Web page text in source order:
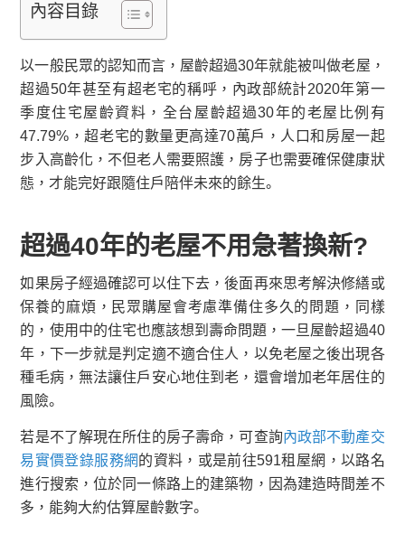
內容目錄
以一般民眾的認知而言，屋齡超過30年就能被叫做老屋，
超過50年甚至有超老宅的稱呼，內政部統計2020年第一
季度住宅屋齡資料，全台屋齡超過30年的老屋比例有
47.79%，超老宅的數量更高達70萬戶，人口和房屋一起
步入高齡化，不但老人需要照護，房子也需要確保健康狀
態，才能完好跟隨住戶陪伴未來的餘生。
超過40年的老屋不用急著換新?
如果房子經過確認可以住下去，後面再來思考解決修繕或
保養的麻煩，民眾購屋會考慮準備住多久的問題，同樣
的，使用中的住宅也應該想到壽命問題，一旦屋齡超過40
年，下一步就是判定適不適合住人，以免老屋之後出現各
種毛病，無法讓住戶安心地住到老，還會增加老年居住的
風險。
若是不了解現在所住的房子壽命，可查詢內政部不動產交
易實價登錄服務網的資料，或是前往591租屋網，以路名
進行搜索，位於同一條路上的建築物，因為建造時間差不
多，能夠大約估算屋齡數字。